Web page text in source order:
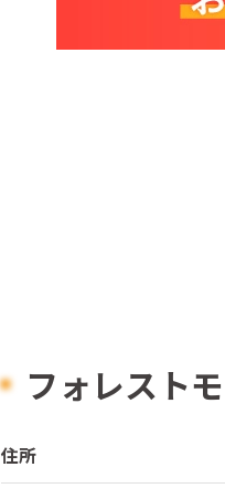
フォレスト
住所